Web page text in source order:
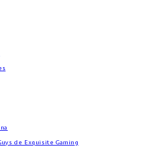
de Exquisite Gaming